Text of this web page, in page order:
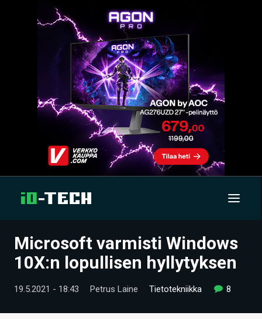
UUTISET
Microsoft varmisti Windows
10X:n lopullisen hyllytyksen
19.5.2021 - 18:43 Petrus Laine Tietotekniikka 8